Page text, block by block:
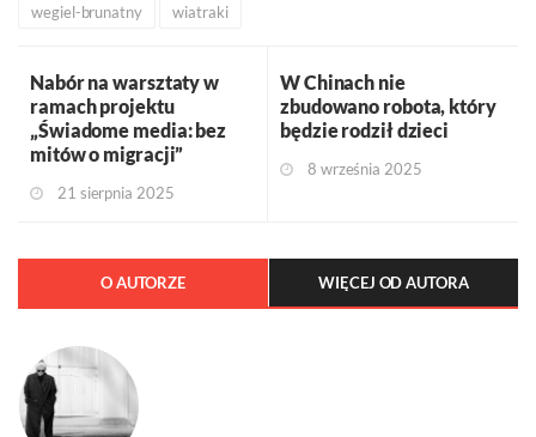
wegiel-brunatny
wiatraki
Nabór na warsztaty w
ramach projektu
„Świadome media: bez
mitów o migracji”
21 sierpnia 2025
W Chinach nie
zbudowano robota, który
będzie rodził dzieci
8 września 2025
O AUTORZE WIĘCEJ OD AUTORA